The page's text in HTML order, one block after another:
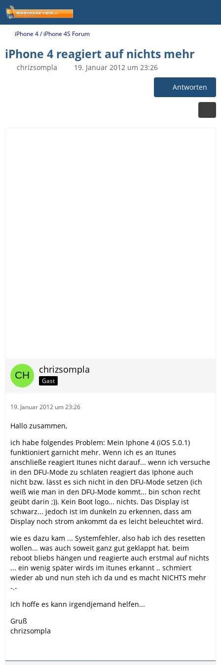
iPhone 4 / iPhone 4S Forum
iPhone 4 reagiert auf nichts mehr
chrizsompla 19. Januar 2012 um 23:26
Antworten
chrizsompla
Gast
19. Januar 2012 um 23:26
Hallo zusammen,
ich habe folgendes Problem: Mein Iphone 4 (iOS 5.0.1)
funktioniert garnicht mehr. Wenn ich es an Itunes
anschließe reagiert Itunes nicht darauf... wenn ich versuche
in den DFU-Mode zu schlaten reagiert das Iphone auch
nicht bzw. lässt es sich nicht in den DFU-Mode setzen (ich
weiß wie man in den DFU-Mode kommt... bin schon recht
geübt darin ;)). Kein Boot logo... nichts. Das Display ist
schwarz... jedoch ist im dunkeln zu erkennen, dass am
Display noch strom ankommt da es leicht beleuchtet wird.
wie es dazu kam ... Systemfehler, also hab ich des resetten
wollen... was auch soweit ganz gut geklappt hat. beim
reboot bliebs hängen und reagierte auch erstmal auf nichts
... ein wenig später wirds im itunes erkannt .. schmiert
wieder ab und nun steh ich da und es macht NICHTS mehr
-.-
Ich hoffe es kann irgendjemand helfen...
Gruß
chrizsompla